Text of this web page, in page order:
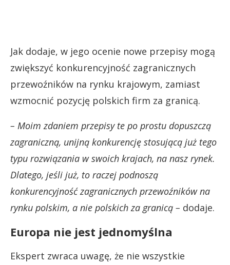
Jak dodaje, w jego ocenie nowe przepisy mogą
zwiększyć konkurencyjność zagranicznych
przewoźników na rynku krajowym, zamiast
wzmocnić pozycję polskich firm za granicą.
– Moim zdaniem przepisy te po prostu dopuszczą
zagraniczną, unijną konkurencję stosującą już tego
typu rozwiązania w swoich krajach, na nasz rynek.
Dlatego, jeśli już, to raczej podnoszą
konkurencyjność zagranicznych przewoźników na
rynku polskim, a nie polskich za granicą – dodaje.
Europa nie jest jednomyślna
Ekspert zwraca uwagę, że nie wszystkie